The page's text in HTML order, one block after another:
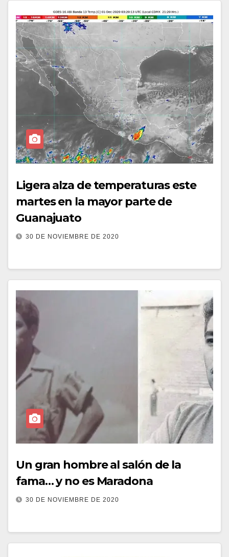
Ligera alza de temperaturas este
martes en la mayor parte de
Guanajuato
30 DE NOVIEMBRE DE 2020
Un gran hombre al salón de la
fama… y no es Maradona
30 DE NOVIEMBRE DE 2020